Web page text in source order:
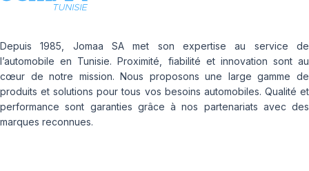
Depuis 1985, Jomaa SA met son expertise au service de
l’automobile en Tunisie. Proximité, fiabilité et innovation sont au
cœur de notre mission. Nous proposons une large gamme de
produits et solutions pour tous vos besoins automobiles. Qualité et
performance sont garanties grâce à nos partenariats avec des
marques reconnues.